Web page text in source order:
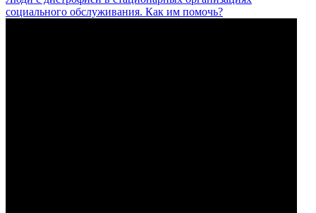
социального обслуживания. Как им помочь?